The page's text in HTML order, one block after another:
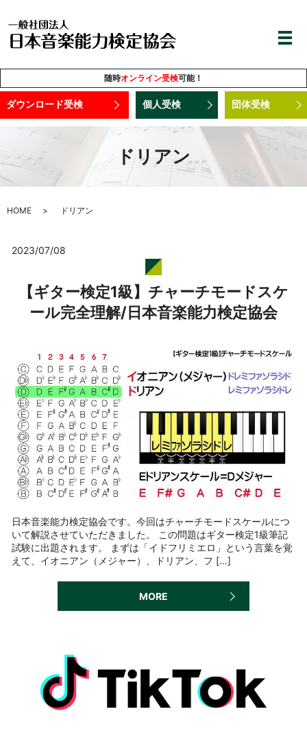
随時オンライン受検可能！
ダウンロード受検 個人受検 団体受検
ドリアン
HOME ドリアン
2023/07/08
【ギター検定1級】チャーチモードスケ
ール完全理解/日本音楽能力検定協会
日本音楽能力検定協会です。今回はチャーチモードスケールにつ
いて解説させていただきました。 この問題はギター検定1級筆記
試験に出題されます。 まずは「イドフリミエロ」という言葉を覚
えて、イオニアン（メジャー）、ドリアン、フ […]
MORE